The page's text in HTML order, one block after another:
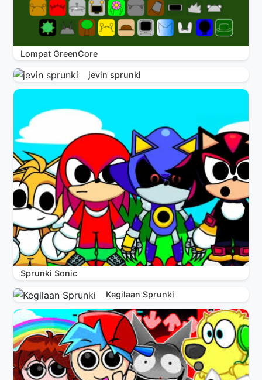
Lompat GreenCore
jevin sprunki
Sprunki Sonic
Kegilaan Sprunki